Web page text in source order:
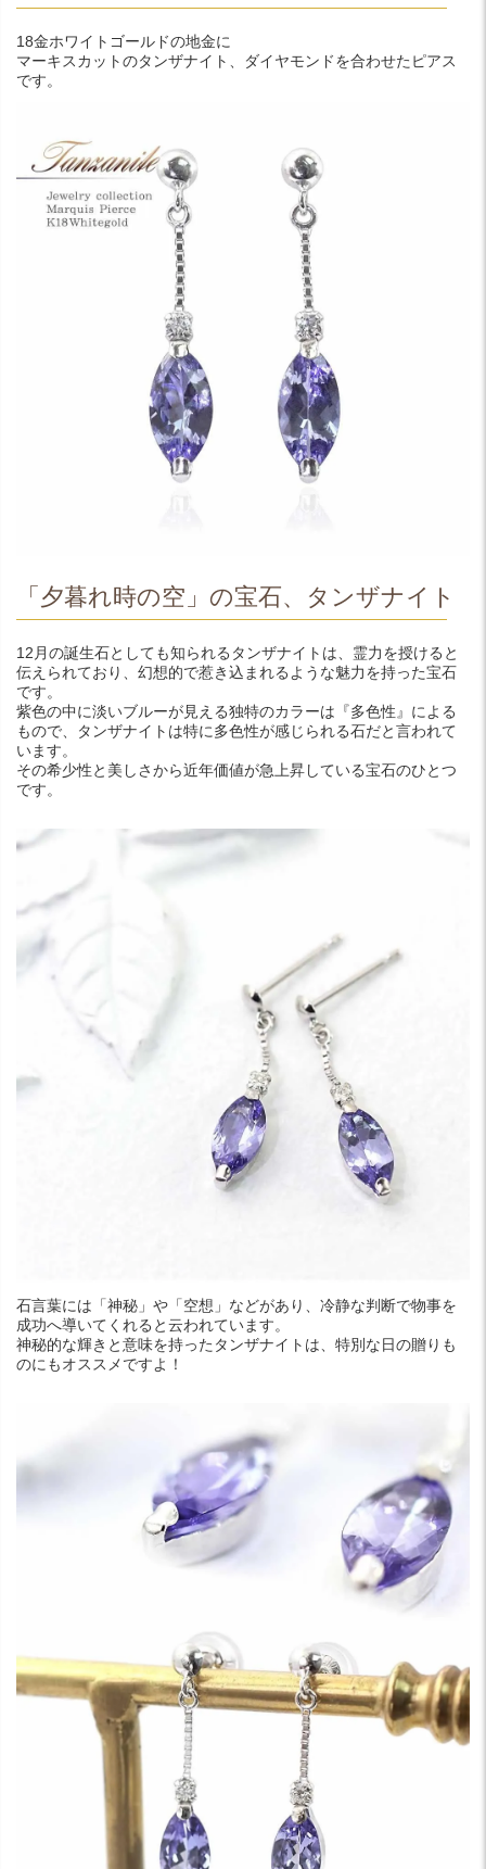
18金ホワイトゴールドの地金に
マーキスカットのタンザナイト、ダイヤモンドを合わせたピアス
です。
「夕暮れ時の空」の宝石、タンザナイト
12月の誕生石としても知られるタンザナイトは、霊力を授けると
伝えられており、幻想的で惹き込まれるような魅力を持った宝石
です。
紫色の中に淡いブルーが見える独特のカラーは『多色性』による
もので、タンザナイトは特に多色性が感じられる石だと言われて
います。
その希少性と美しさから近年価値が急上昇している宝石のひとつ
です。
石言葉には「神秘」や「空想」などがあり、冷静な判断で物事を
成功へ導いてくれると云われています。
神秘的な輝きと意味を持ったタンザナイトは、特別な日の贈りも
のにもオススメですよ！